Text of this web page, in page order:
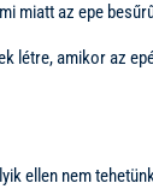
miatt az epe
amikor az
ellen nem